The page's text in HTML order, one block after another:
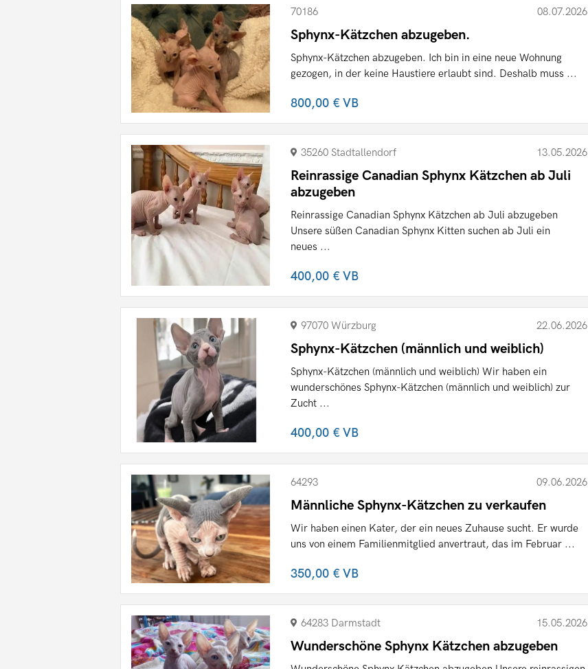
70186 08.07.2026
Sphynx-Kätzchen abzugeben.
Sphynx-Kätzchen abzugeben. Ich bin in eine neue Wohnung
gezogen, in der keine Haustiere erlaubt sind. Deshalb muss ...
800,00 €VB
35260 Stadtallendorf 13.05.2026
Reinrassige Canadian Sphynx Kätzchen ab Juli
abzugeben
Reinrassige Canadian Sphynx Kätzchen ab Juli abzugeben
Unsere süßen Canadian Sphynx Kitten suchen ab Juli ein
neues ...
400,00 €VB
97070 Würzburg 22.06.2026
Sphynx-Kätzchen (männlich und weiblich)
Sphynx-Kätzchen (männlich und weiblich) Wir haben ein
wunderschönes Sphynx-Kätzchen (männlich und weiblich) zur
Zucht ...
400,00 €VB
64293 09.06.2026
Männliche Sphynx-Kätzchen zu verkaufen
Wir haben einen Kater, der ein neues Zuhause sucht. Er wurde
uns von einem Familienmitglied anvertraut, das im Februar ...
350,00 €VB
64283 Darmstadt 15.05.2026
Wunderschöne Sphynx Kätzchen abzugeben